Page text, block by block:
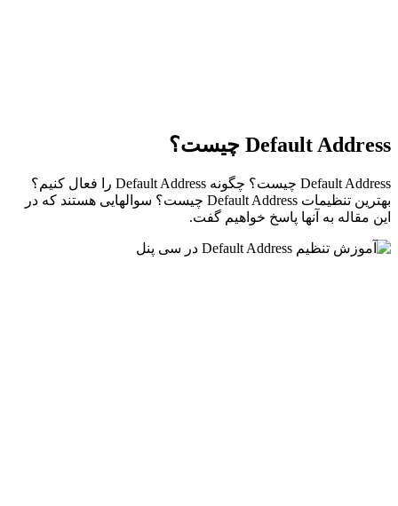
Default Address چیست؟
Default Address چیست؟ چگونه Default Address را فعال کنیم؟
بهترین تنظیمات Default Address چیست؟ سوالهایی هستند که در
این مقاله به آنها پاسخ خواهیم گفت.